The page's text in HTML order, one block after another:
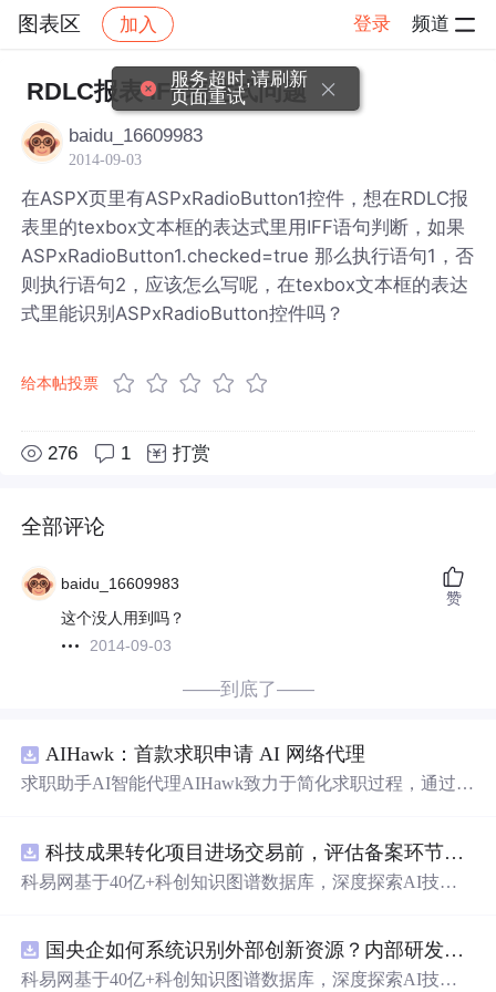
图表区 加入 登录 频道
社区 图表区 帖子详情
RDLC报表 IFF表达式问题
baidu_16609983
2014-09-03
在ASPX页里有ASPxRadioButton1控件，想在RDLC报
表里的texbox文本框的表达式里用IFF语句判断，如果
ASPxRadioButton1.checked=true 那么执行语句1，否
则执行语句2，应该怎么写呢，在texbox文本框的表达
式里能识别ASPxRadioButton控件吗？
给本帖投票
276 1 打赏
全部评论
baidu_16609983
这个没人用到吗？
2014-09-03
赞
——到底了——
AIHawk：首款求职申请 AI 网络代理
求职助手AI智能代理AIHawk致力于简化求职过程，通过自
科技成果转化项目进场交易前，评估备案环节需要准备哪些材料？.docx
科易网基于40亿+科创知识图谱数据库，深度探索AI技术
新领域的AI+数智化解决方案，推动科技创新与产业创新
智能化发展。
国央企如何系统识别外部创新资源？内部研发体系完善，但对外部高校、中小科技企业技术能力缺乏动态认知。.docx
科易网基于40亿+科创知识图谱数据库，深度探索AI技术
服务超时,请刷新
页面重试